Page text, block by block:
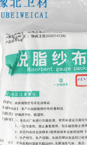
甘肃无
甘肃医
甘肃显
甘肃医
甘肃医
甘肃医